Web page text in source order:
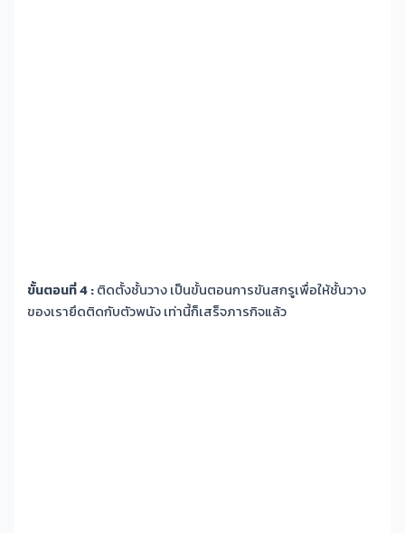
ขั้นตอนที่ 4 :ติดตั้งชั้นวาง เป็นขั้นตอนการขันสกรูเพื่อให้ชั้นวาง
ของเรายึดติดกับตัวพนัง เท่านี้ก็เสร็จภารกิจแล้ว